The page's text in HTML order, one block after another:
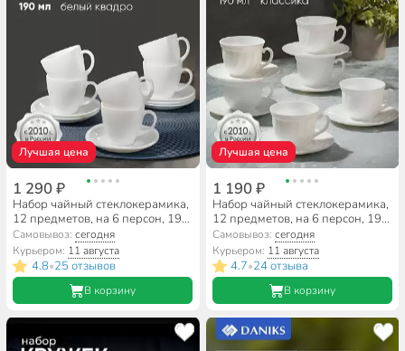
Лучшая цена
1 290 ₽
Набор чайный стеклокерамика,
12 предметов, на 6 персон, 190
мл, Daniks, Белый Квадро, FKFB-
210, подарочная упаковка
Самовывоз:сегодня
Курьером: 11 августа
4.8•25 отзывов
В корзину
Лучшая цена
1 190 ₽
Набор чайный стеклокерамика,
12 предметов, на 6 персон, 190
мл, Daniks, Белый опал,
подарочная упаковка
Самовывоз: сегодня
Курьером: 11 августа
4.7•24 отзыва
В корзину